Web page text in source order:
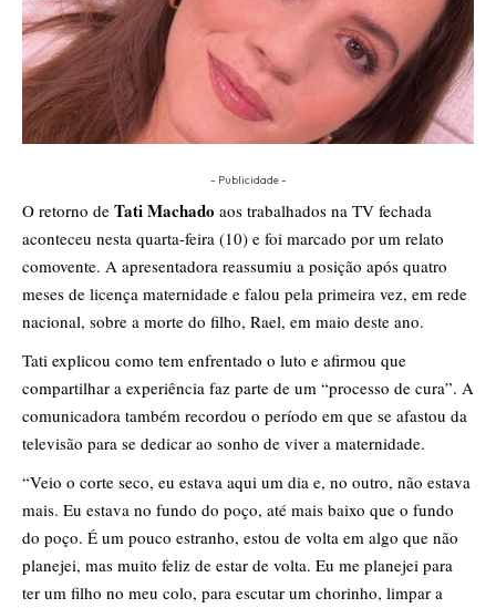
- Publicidade -
O retorno de Tati Machado aos trabalhados na TV fechada
aconteceu nesta quarta-feira (10) e foi marcado por um relato
comovente. A apresentadora reassumiu a posição após quatro
meses de licença maternidade e falou pela primeira vez, em rede
nacional, sobre a morte do filho, Rael, em maio deste ano.
Tati explicou como tem enfrentado o luto e afirmou que
compartilhar a experiência faz parte de um “processo de cura”. A
comunicadora também recordou o período em que se afastou da
televisão para se dedicar ao sonho de viver a maternidade.
“Veio o corte seco, eu estava aqui um dia e, no outro, não estava
mais. Eu estava no fundo do poço, até mais baixo que o fundo
do poço. É um pouco estranho, estou de volta em algo que não
planejei, mas muito feliz de estar de volta. Eu me planejei para
ter um filho no meu colo, para escutar um chorinho, limpar a